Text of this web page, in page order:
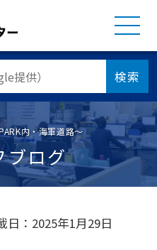
検索
内・海軍道路～
ブログ
日：2025年1月29日